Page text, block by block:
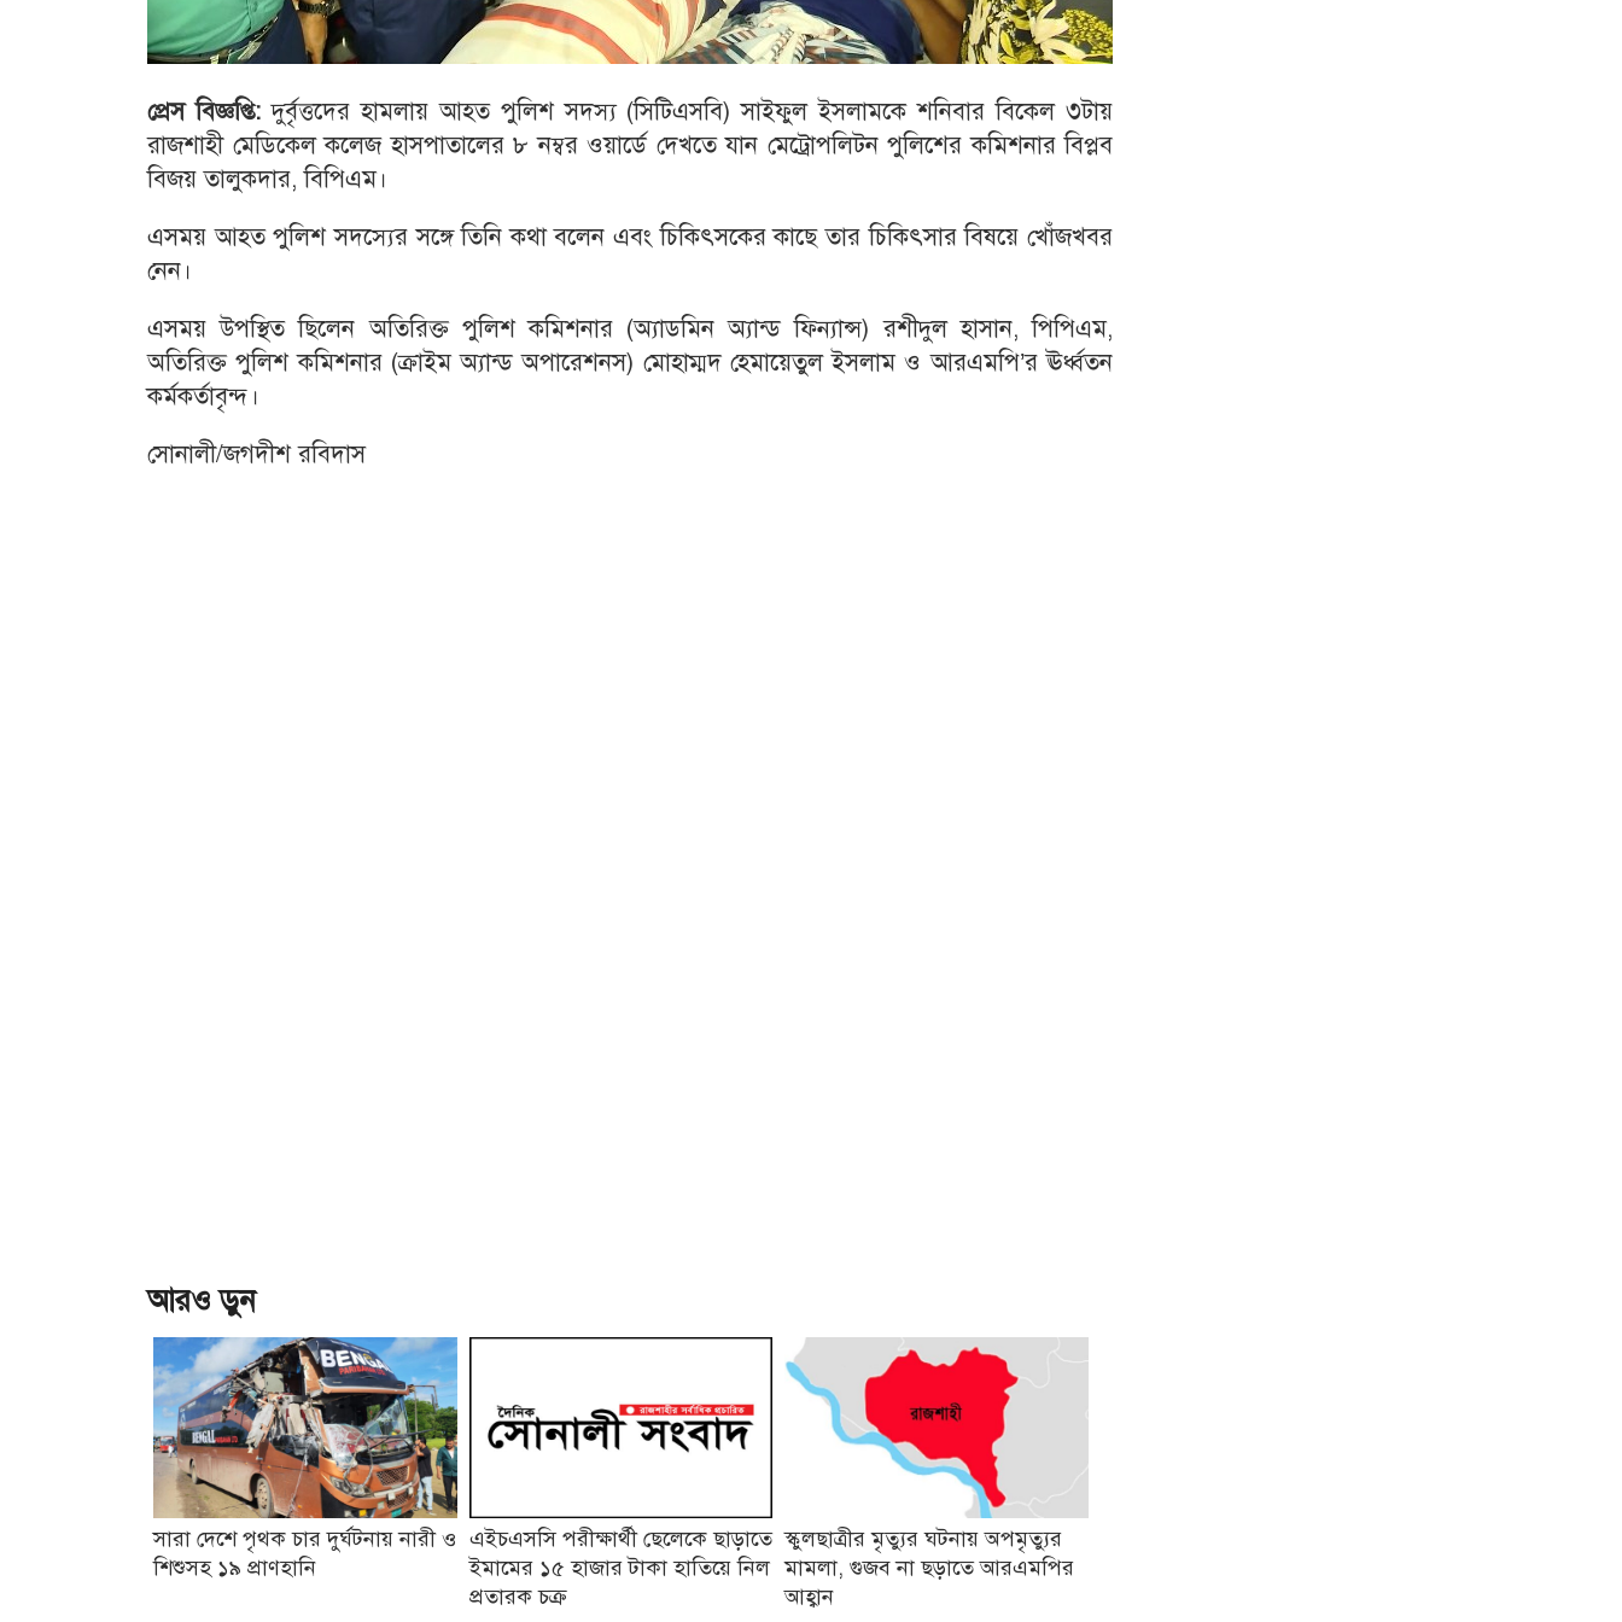
প্রেস বিজ্ঞপ্তি:দুর্বৃত্তদের হামলায় আহত পুলিশ সদস্য (সিটিএসবি) সাইফুল ইসলামকে শনিবার বিকেল ৩টায়
রাজশাহী মেডিকেল কলেজ হাসপাতালের ৮ নম্বর ওয়ার্ডে দেখতে যান মেট্রোপলিটন পুলিশের কমিশনার বিপ্লব
বিজয় তালুকদার, বিপিএম।
এসময় আহত পুলিশ সদস্যের সঙ্গে তিনি কথা বলেন এবং চিকিৎসকের কাছে তার চিকিৎসার বিষয়ে খোঁজখবর
নেন।
এসময় উপস্থিত ছিলেন অতিরিক্ত পুলিশ কমিশনার (অ্যাডমিন অ্যান্ড ফিন্যান্স) রশীদুল হাসান, পিপিএম,
অতিরিক্ত পুলিশ কমিশনার (ক্রাইম অ্যান্ড অপারেশনস) মোহাম্মদ হেমায়েতুল ইসলাম ও আরএমপি’র ঊর্ধ্বতন
কর্মকর্তাবৃন্দ।
সোনালী/জগদীশ রবিদাস
আরও ড়ুন
সারা দেশে পৃথক চার দুর্ঘটনায় নারী ও
শিশুসহ ১৯ প্রাণহানি
এইচএসসি পরীক্ষার্থী ছেলেকে ছাড়াতে
ইমামের ১৫ হাজার টাকা হাতিয়ে নিল
প্রতারক চক্র
স্কুলছাত্রীর মৃত্যুর ঘটনায় অপমৃত্যুর
মামলা, গুজব না ছড়াতে আরএমপির
আহ্বান